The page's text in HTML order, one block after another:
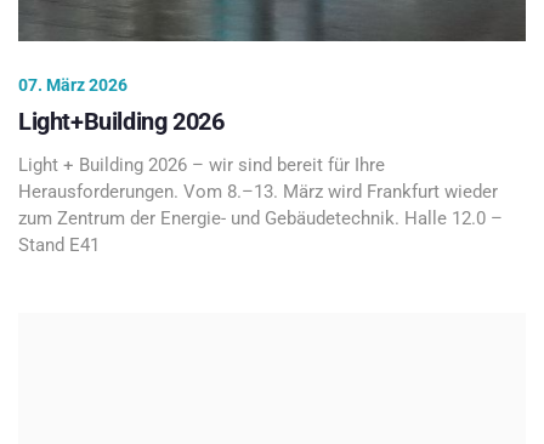
07. März 2026
Light+Building 2026
Light + Building 2026 – wir sind bereit für Ihre
Herausforderungen. Vom 8.–13. März wird Frankfurt wieder
zum Zentrum der Energie- und Gebäudetechnik. Halle 12.0 –
Stand E41